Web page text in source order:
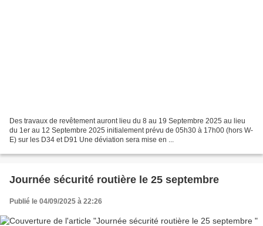
Des travaux de revêtement auront lieu du 8 au 19 Septembre 2025 au lieu
du 1er au 12 Septembre 2025 initialement prévu de 05h30 à 17h00 (hors W-
E) sur les D34 et D91 Une déviation sera mise en ...
Journée sécurité routière le 25 septembre
Publié le 04/09/2025 à 22:26